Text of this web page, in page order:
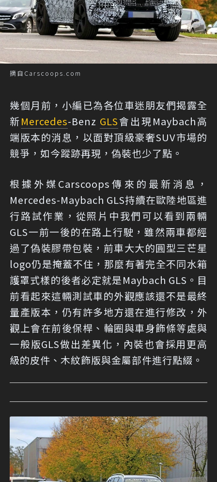
摘自Carscoops.com
幾個月前，小編已為各位車迷朋友們揭露全
新Mercedes-Benz GLS會出現Maybach高
端版本的消息，以面對頂級豪奢SUV市場的
競爭，如今蹤跡再現，偽裝也少了點。
根據外媒Carscoops傳來的最新消息，
Mercedes-Maybach GLS持續在歐陸地區進
行路試作業，從照片中我們可以看到兩輛
GLS一前一後的在路上行駛，雖然兩車都經
過了偽裝膠帶包裝，前車大大的圓型三芒星
logo仍是掩蓋不住，那麼有著完全不同水箱
護罩式樣的後者必定就是Maybach GLS。目
前看起來這輛測試車的外觀應該還不是最終
量產版本，仍有許多地方還在進行修改，外
觀上會在前後保桿、輪圈與車身飾條等處與
一般版GLS做出差異化，內裝也會採用更高
級的皮件、木紋飾版與金屬部件進行點綴。